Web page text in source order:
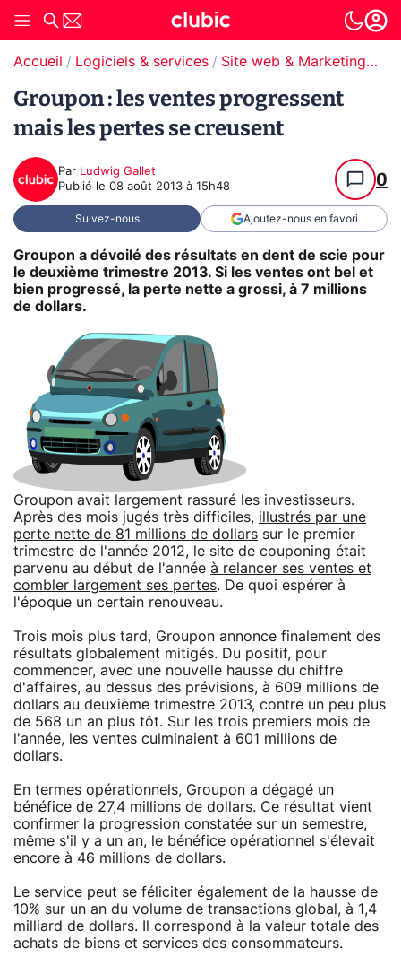
Accueil Logiciels & services Site web & Marketing Digital
Groupon : les ventes progressent
mais les pertes se creusent
Par Ludwig Gallet
Publié le 08 août 2013 à 15h48 0
Suivez-nous Ajoutez-nous en favori
Groupon a dévoilé des résultats en dent de scie pour
le deuxième trimestre 2013. Si les ventes ont bel et
bien progressé, la perte nette a grossi, à 7 millions
de dollars.
Groupon avait largement rassuré les investisseurs.
Après des mois jugés très difficiles, illustrés par une
perte nette de 81 millions de dollars sur le premier
trimestre de l'année 2012, le site de couponing était
parvenu au début de l'année à relancer ses ventes et
combler largement ses pertes. De quoi espérer à
l'époque un certain renouveau.
Trois mois plus tard, Groupon annonce finalement des
résultats globalement mitigés. Du positif, pour
commencer, avec une nouvelle hausse du chiffre
d'affaires, au dessus des prévisions, à 609 millions de
dollars au deuxième trimestre 2013, contre un peu plus
de 568 un an plus tôt. Sur les trois premiers mois de
l'année, les ventes culminaient à 601 millions de
dollars.
En termes opérationnels, Groupon a dégagé un
bénéfice de 27,4 millions de dollars. Ce résultat vient
confirmer la progression constatée sur un semestre,
même s'il y a un an, le bénéfice opérationnel s'élevait
encore à 46 millions de dollars.
Le service peut se féliciter également de la hausse de
10% sur un an du volume de transactions global, à 1,4
milliard de dollars. Il correspond à la valeur totale des
achats de biens et services des consommateurs.